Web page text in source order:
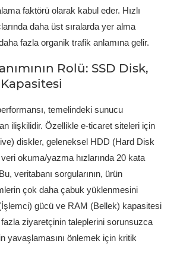
faktörü olarak kabul eder. Hızlı
daha üst sıralarda yer alma
fazla organik trafik anlamına gelir.
Rolü: SSD Disk,
temelindeki sunucu
ilişkilidir. Özellikle e-ticaret siteleri için
diskler, geleneksel HDD (Hard Disk
okuma/yazma hızlarında 20 kata
veritabanı sorgularının, ürün
çok daha çabuk yüklenmesini
gücü ve RAM (Bellek) kapasitesi
fazla ziyaretçinin taleplerini sorunsuzca
yavaşlamasını önlemek için kritik